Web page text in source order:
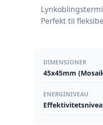
Perfekt til
DIMENSIONER
45x45mm
ENERGINIVEAU